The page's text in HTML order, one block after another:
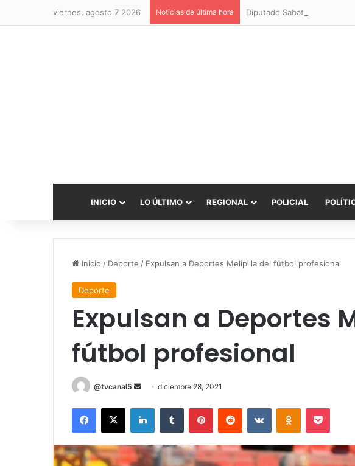
viernes, agosto 7 2026 Noticias de última hora
INICIO LO ÚLTIMO REGIONAL POLICIAL
Inicio / Deporte / Expulsan a Deportes Melipilla del fútbol profesional
Deporte
Expulsan a Deportes
fútbol profesional
@tvcanal5
Send
email
diciembre 28, 2021
Facebook
X LinkedInTumblr PinterestReddit VKontakteOdnoklassniki
Pocket